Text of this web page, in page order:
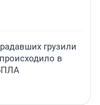
грузили
в